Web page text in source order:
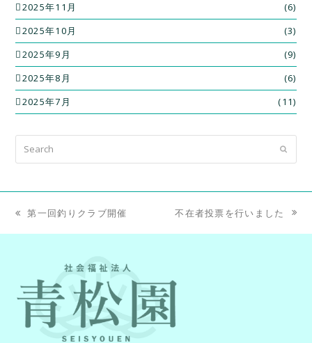
2025年11月
(6)
2025年10月
(3)
2025年9月
(9)
2025年8月
(6)
2025年7月
(11)
previous
post:
第一回釣りクラブ開催
next
post:
不在者投票を行いました